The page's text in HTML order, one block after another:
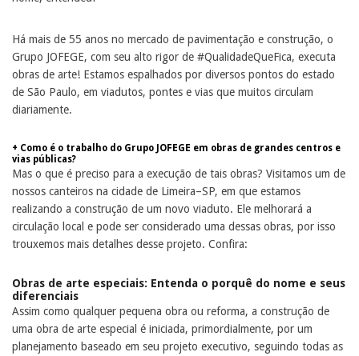
Há mais de 55 anos no mercado de pavimentação e construção, o
Grupo JOFEGE, com seu alto rigor de #QualidadeQueFica, executa
obras de arte! Estamos espalhados por diversos pontos do estado
de São Paulo, em viadutos, pontes e vias que muitos circulam
diariamente.
+ Como é o trabalho do Grupo JOFEGE em obras de grandes centros e
vias públicas?
Mas o que é preciso para a execução de tais obras? Visitamos um de
nossos canteiros na cidade de Limeira–SP, em que estamos
realizando a construção de um novo viaduto. Ele melhorará a
circulação local e pode ser considerado uma dessas obras, por isso
trouxemos mais detalhes desse projeto. Confira:
Obras de arte especiais: Entenda o porquê do nome e seus
diferenciais
Assim como qualquer pequena obra ou reforma, a construção de
uma obra de arte especial é iniciada, primordialmente, por um
planejamento baseado em seu projeto executivo, seguindo todas as